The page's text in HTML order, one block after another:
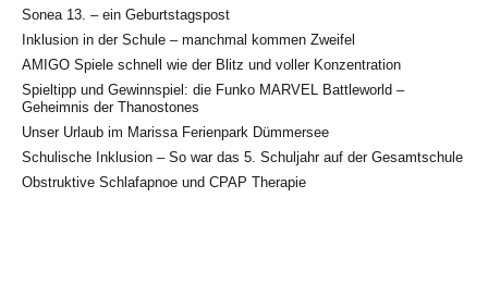
Sonea 13. – ein Geburtstagspost
Inklusion in der Schule – manchmal kommen Zweifel
AMIGO Spiele schnell wie der Blitz und voller Konzentration
Spieltipp und Gewinnspiel: die Funko MARVEL Battleworld –
Geheimnis der Thanostones
Unser Urlaub im Marissa Ferienpark Dümmersee
Schulische Inklusion – So war das 5. Schuljahr auf der Gesamtschule
Obstruktive Schlafapnoe und CPAP Therapie